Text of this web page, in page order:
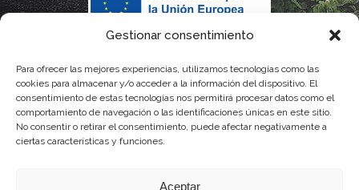
Gestionar consentimiento
Para ofrecer las mejores experiencias, utilizamos tecnologías como las
cookies para almacenar y/o acceder a la información del dispositivo. El
consentimiento de estas tecnologías nos permitirá procesar datos como el
comportamiento de navegación o las identificaciones únicas en este sitio.
No consentir o retirar el consentimiento, puede afectar negativamente a
ciertas características y funciones.
Aceptar
La gestión de la DOP Lanzarote realizada por este Consejo Regulador es financiada,